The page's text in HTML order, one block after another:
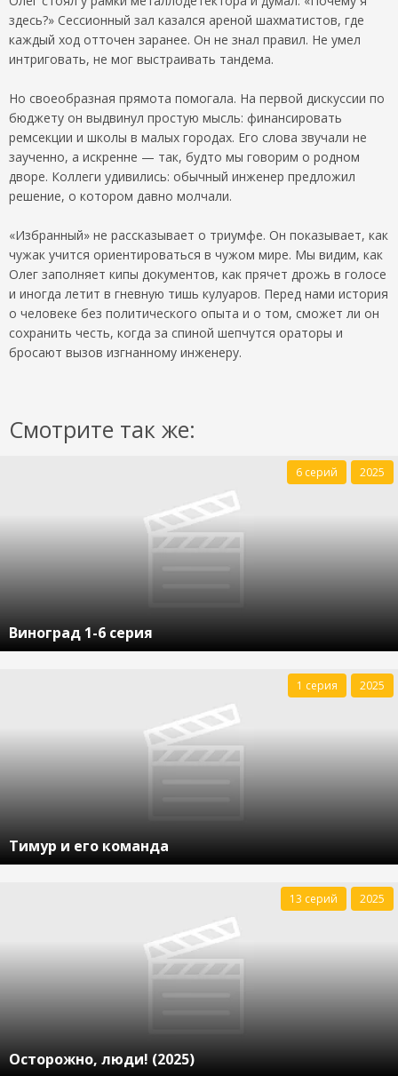
здесь?» Сессионный зал казался ареной шахматистов, где
каждый ход отточен заранее. Он не знал правил. Не умел
интриговать, не мог выстраивать тандема.
Но своеобразная прямота помогала. На первой дискуссии по
бюджету он выдвинул простую мысль: финансировать
ремсекции и школы в малых городах. Его слова звучали не
заученно, а искренне — так, будто мы говорим о родном
дворе. Коллеги удивились: обычный инженер предложил
решение, о котором давно молчали.
«Избранный» не рассказывает о триумфе. Он показывает, как
чужак учится ориентироваться в чужом мире. Мы видим, как
Олег заполняет кипы документов, как прячет дрожь в голосе
и иногда летит в гневную тишь кулуаров. Перед нами история
о человеке без политического опыта и о том, сможет ли он
сохранить честь, когда за спиной шепчутся ораторы и
бросают вызов изгнанному инженеру.
Смотрите так же:
Виноград 1-6 серия
6 серий 2025
Тимур и его команда
1 серия 2025
Осторожно, люди! (2025)
13 серий 2025